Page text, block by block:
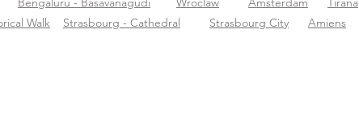
Walk Strasbourg - Cathedral Strasbourg City
Amiens